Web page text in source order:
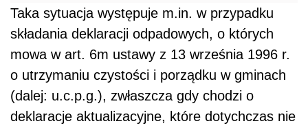
Taka sytuacja występuje m.in. w przypadku
składania deklaracji odpadowych, o których
mowa w art. 6m ustawy z 13 września 1996 r.
o utrzymaniu czystości i porządku w gminach
(dalej: u.c.p.g.), zwłaszcza gdy chodzi o
deklaracje aktualizacyjne, które dotychczas nie